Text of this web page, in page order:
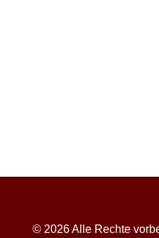
© 2026 Alle Rechte